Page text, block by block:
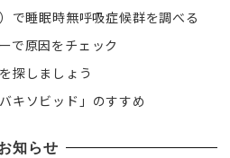
で睡眠時無呼吸症候群を調べる
で原因をチェック
探しましょう
キソビッド」のすすめ
知らせ